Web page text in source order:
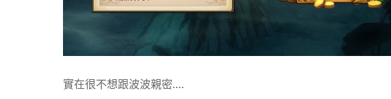
實在很不想跟波波親密….